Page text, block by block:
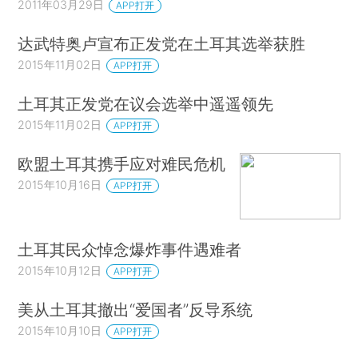
2011年03月29日 APP打开
达武特奥卢宣布正发党在土耳其选举获胜
2015年11月02日 APP打开
土耳其正发党在议会选举中遥遥领先
2015年11月02日 APP打开
欧盟土耳其携手应对难民危机
2015年10月16日 APP打开
土耳其民众悼念爆炸事件遇难者
2015年10月12日 APP打开
美从土耳其撤出“爱国者”反导系统
2015年10月10日 APP打开